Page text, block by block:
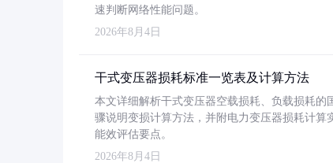
速判断网络性能问题。
2026年8月4日
干式变压器损耗标准一览表及计算方法
本文详细解析干式变压器空载损耗、负载损耗的
骤说明变损计算方法，并附电力变压器损耗计算
能效评估要点。
2026年8月4日